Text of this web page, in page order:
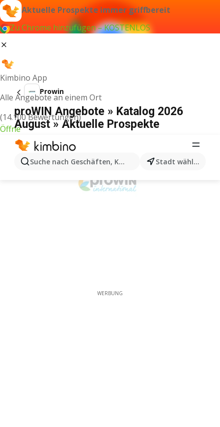
Aktuelle Prospekte immer griffbereit
Zu Chrome hinzufügen – KOSTENLOS
Kimbino App
Alle Angebote an einem Ort
(14.100 Bewertungen)
Öffne
Suche nach Geschäften, Kategorien, Produkten...
Stadt wählen
Prowin
proWIN Angebote » Katalog 2026
August » Aktuelle Prospekte
WERBUNG